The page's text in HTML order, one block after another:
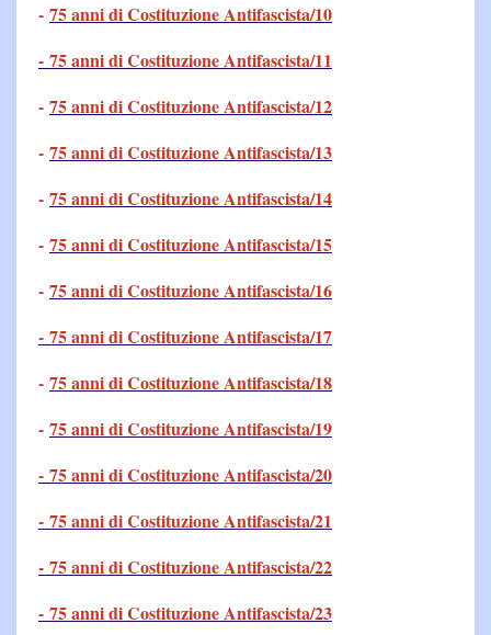
- 75 anni di Costituzione Antifascista/10
- 75 anni di Costituzione Antifascista/11
- 75 anni di Costituzione Antifascista/12
- 75 anni di Costituzione Antifascista/13
- 75 anni di Costituzione Antifascista/14
- 75 anni di Costituzione Antifascista/15
- 75 anni di Costituzione Antifascista/16
- 75 anni di Costituzione Antifascista/17
- 75 anni di Costituzione Antifascista/18
- 75 anni di Costituzione Antifascista/19
- 75 anni di Costituzione Antifascista/20
- 75 anni di Costituzione Antifascista/21
- 75 anni di Costituzione Antifascista/22
- 75 anni di Costituzione Antifascista/23